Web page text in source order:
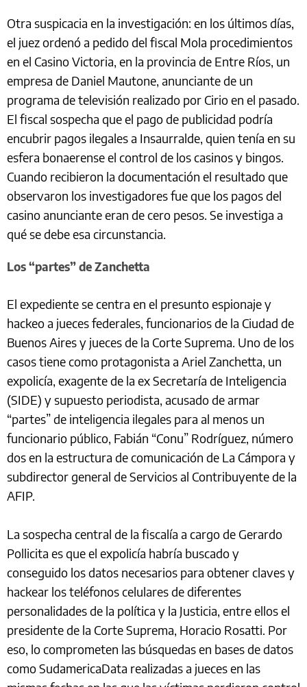
Otra suspicacia en la investigación: en los últimos días,
el juez ordenó a pedido del fiscal Mola procedimientos
en el Casino Victoria, en la provincia de Entre Ríos, un
empresa de Daniel Mautone, anunciante de un
programa de televisión realizado por Cirio en el pasado.
El fiscal sospecha que el pago de publicidad podría
encubrir pagos ilegales a Insaurralde, quien tenía en su
esfera bonaerense el control de los casinos y bingos.
Cuando recibieron la documentación el resultado que
observaron los investigadores fue que los pagos del
casino anunciante eran de cero pesos. Se investiga a
qué se debe esa circunstancia.
Los “partes” de Zanchetta
El expediente se centra en el presunto espionaje y
hackeo a jueces federales, funcionarios de la Ciudad de
Buenos Aires y jueces de la Corte Suprema. Uno de los
casos tiene como protagonista a Ariel Zanchetta, un
expolicía, exagente de la ex Secretaría de Inteligencia
(SIDE) y supuesto periodista, acusado de armar
“partes” de inteligencia ilegales para al menos un
funcionario público, Fabián “Conu” Rodríguez, número
dos en la estructura de comunicación de La Cámpora y
subdirector general de Servicios al Contribuyente de la
AFIP.
La sospecha central de la fiscalía a cargo de Gerardo
Pollicita es que el expolicía habría buscado y
conseguido los datos necesarios para obtener claves y
hackear los teléfonos celulares de diferentes
personalidades de la política y la Justicia, entre ellos el
presidente de la Corte Suprema, Horacio Rosatti. Por
eso, lo comprometen las búsquedas en bases de datos
como SudamericaData realizadas a jueces en las